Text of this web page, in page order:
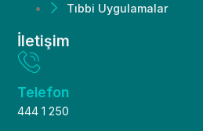
Tıbbi Uygulamalar
İletişim
Telefon
444 1 250